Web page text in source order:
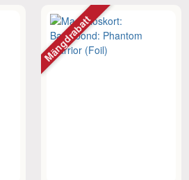
Mängdrabatt